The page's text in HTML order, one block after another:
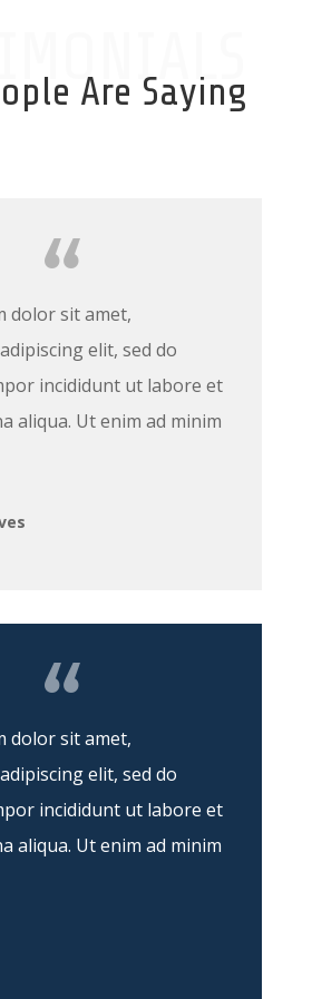
Are Saying
dolor sit amet,
elit, sed do
incididunt ut labore et
aliqua. Ut enim ad minim
dolor sit amet,
elit, sed do
incididunt ut labore et
aliqua. Ut enim ad minim